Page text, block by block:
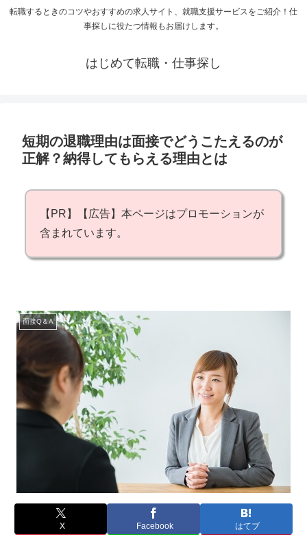
転職するときのコツやおすすめの求人サイト、就職支援サービスをご紹介！仕
事探しに役たつ情報もお届けします。
はじめて転職・仕事探し
短期の退職理由は面接でどうこたえるのが
正解？納得してもらえる理由とは
【PR】【広告】本ページはプロモーションが
含まれています。
面接Q＆A
X Facebook はてブ